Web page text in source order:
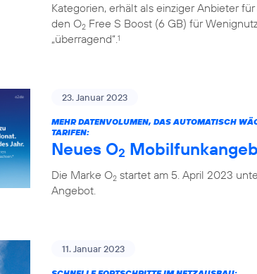
Kategorien, erhält als einziger Anbieter
den O2 Free S Boost (6 GB) für
„überragend“.1
23. Januar 2023
MEHR DATENVOLUMEN, DAS AUTOMATISCH
TARIFEN:
Neues O2
Die Marke O2 startet am 5. April 2023
Angebot.
11. Januar 2023